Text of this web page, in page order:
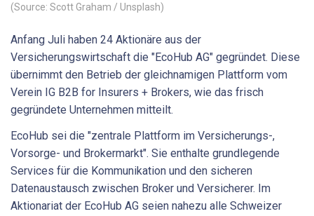
(Source: Scott Graham / Unsplash)
Anfang Juli haben 24 Aktionäre aus der
Versicherungswirtschaft die "EcoHub AG" gegründet. Diese
übernimmt den Betrieb der gleichnamigen Plattform vom
Verein IG B2B for Insurers + Brokers, wie das frisch
gegründete Unternehmen mitteilt.
EcoHub sei die "zentrale Plattform im Versicherungs-,
Vorsorge- und Brokermarkt". Sie enthalte grundlegende
Services für die Kommunikation und den sicheren
Datenaustausch zwischen Broker und Versicherer. Im
Aktionariat der EcoHub AG seien nahezu alle Schweizer